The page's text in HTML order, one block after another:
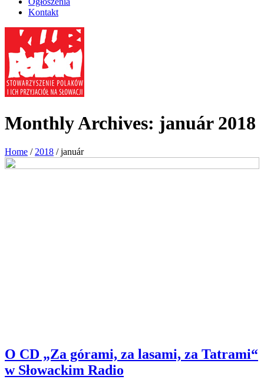
Kontakt
Monthly Archives: január 2018
Home / 2018 / január
O CD „Za górami, za lasami, za Tatrami“
w Słowackim Radio